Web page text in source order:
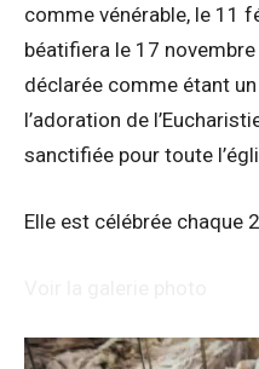
comme vénérable, le 11
béatifiera le 17
déclarée comme étant
l’adoration de
sanctifiée pour toute
Elle est célébrée chaque